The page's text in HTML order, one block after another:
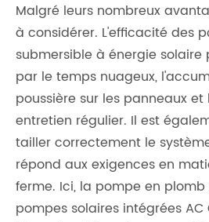
Malgré leurs nombreux
à considérer. L'efficacité des
submersible à énergie
par le temps nuageux,
poussière sur les panneaux
entretien régulier. Il est
tailler correctement le système
répond aux exigences en
ferme. Ici, la pompe en
pompes solaires intégrées AC